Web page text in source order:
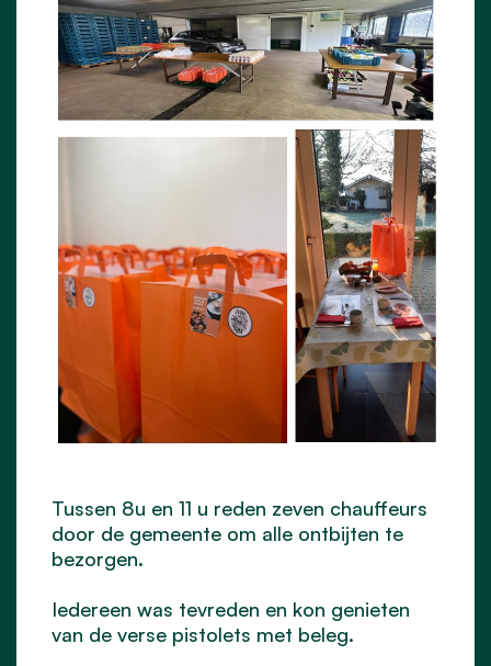
Tussen 8u en 11 u reden zeven chauffeurs
door de gemeente om alle ontbijten te
bezorgen.
Iedereen was tevreden en kon genieten
van de verse pistolets met beleg.